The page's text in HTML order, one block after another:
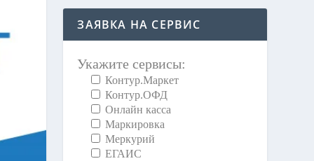
ЗАЯВКА НА СЕРВИС
Укажите сервисы:
Контур.Маркет
Контур.ОФД
Онлайн касса
Маркировка
Меркурий
ЕГАИС